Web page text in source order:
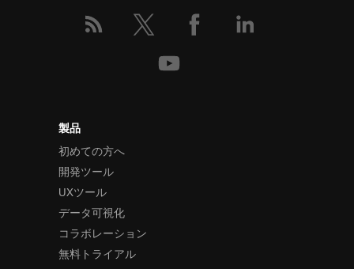
製品
初めての方へ
開発ツール
UXツール
データ可視化
コラボレーション
無料トライアル